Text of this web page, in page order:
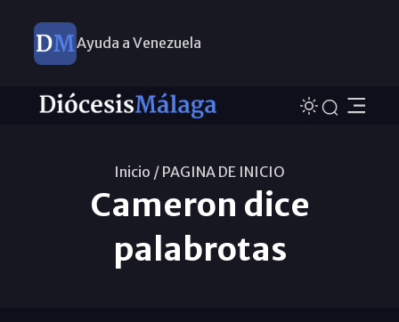
Ayuda a Venezuela
Inicio / PAGINA DE INICIO
Cameron dice
palabrotas